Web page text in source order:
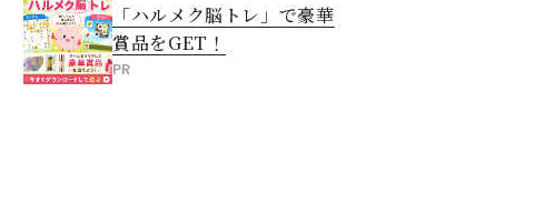
「ハルメク脳トレ」で豪華
賞品をGET！
PR